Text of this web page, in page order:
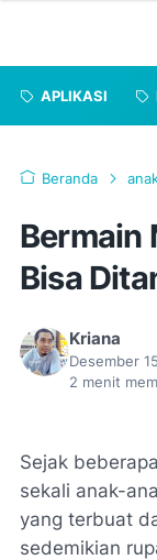
APLIKASI
Beranda
Bermain
Bisa
Kriana
Desember
2 menit
Sejak
sekali anak-
yang terbuat
sedemikian